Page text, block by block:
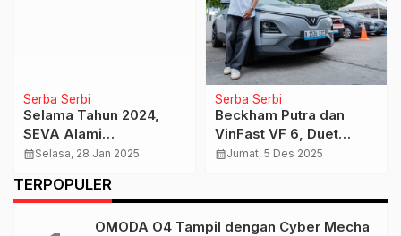
News Update
Banyak Promo Spesial
dari Chery di IIMS 2026,
Total Miliaran Rupiah
calendar_monthSabtu, 14 Feb 2026
News Update
AION UT, Perjalanan
Jakarta-Bandung-
Jakarta Cuma 1x Charge
calendar_monthMinggu, 21 Sep 2025
…
TERPOPULER
OMODA O4 Tampil dengan Cyber Mecha